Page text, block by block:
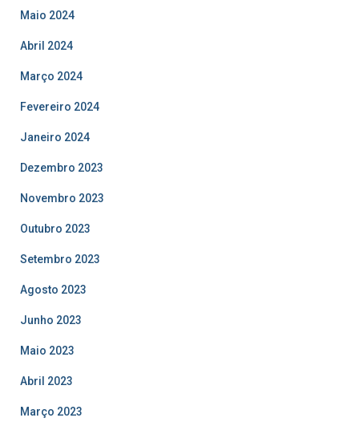
Maio 2024
Abril 2024
Março 2024
Fevereiro 2024
Janeiro 2024
Dezembro 2023
Novembro 2023
Outubro 2023
Setembro 2023
Agosto 2023
Junho 2023
Maio 2023
Abril 2023
Março 2023